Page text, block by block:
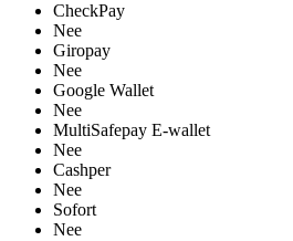
CheckPay
Nee
Giropay
Nee
Google Wallet
Nee
MultiSafepay E-wallet
Nee
Cashper
Nee
Sofort
Nee